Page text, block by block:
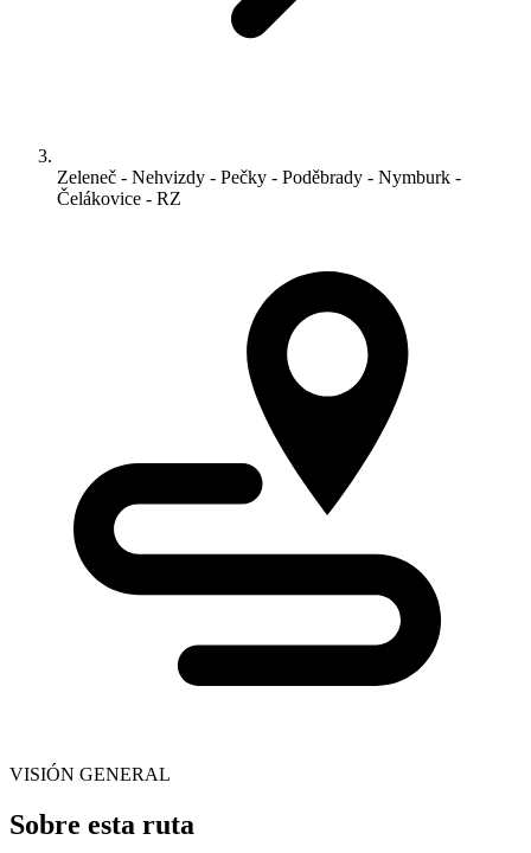
Zeleneč - Nehvizdy - Pečky - Poděbrady - Nymburk -
Čelákovice - RZ
VISIÓN GENERAL
Sobre esta ruta